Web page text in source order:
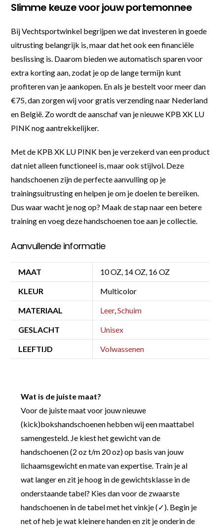
Slimme keuze voor jouw portemonnee
Bij Vechtsportwinkel begrijpen we dat investeren in goede
uitrusting belangrijk is, maar dat het ook een financiële
beslissing is. Daarom bieden we automatisch sparen voor
extra korting aan, zodat je op de lange termijn kunt
profiteren van je aankopen. En als je bestelt voor meer dan
€75, dan zorgen wij voor gratis verzending naar Nederland
en België. Zo wordt de aanschaf van je nieuwe KPB XK LU
PINK nog aantrekkelijker.
Met de KPB XK LU PINK ben je verzekerd van een product
dat niet alleen functioneel is, maar ook stijlvol. Deze
handschoenen zijn de perfecte aanvulling op je
trainingsuitrusting en helpen je om je doelen te bereiken.
Dus waar wacht je nog op? Maak de stap naar een betere
training en voeg deze handschoenen toe aan je collectie.
Aanvullende informatie
MAAT 10 OZ, 14 OZ, 16 OZ
KLEUR Multicolor
MATERIAAL Leer,Schuim
GESLACHT Unisex
LEEFTIJD Volwassenen
Wat is de juiste maat?
Voor de juiste maat voor jouw nieuwe
(kick)bokshandschoenen hebben wij een maattabel
samengesteld. Je kiest het gewicht van de
handschoenen (2 oz t/m 20 oz) op basis van jouw
lichaamsgewicht en mate van expertise. Train je al
wat langer en zit je hoog in de gewichtsklasse in de
onderstaande tabel? Kies dan voor de zwaarste
handschoenen in de tabel met het vinkje (✓). Begin je
net of heb je wat kleinere handen en zit je onderin de